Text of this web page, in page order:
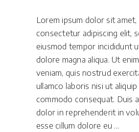
Lorem ipsum dolor sit amet,
consectetur adipiscing elit,
eiusmod tempor incididunt
dolore magna aliqua. Ut
veniam, quis nostrud
ullamco laboris nisi ut aliquip
commodo consequat. Duis
dolor in reprehenderit in
esse cillum dolore eu